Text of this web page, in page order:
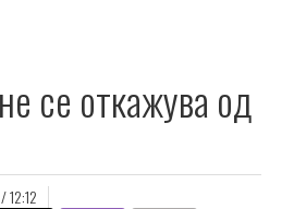
се откажува од
12:12